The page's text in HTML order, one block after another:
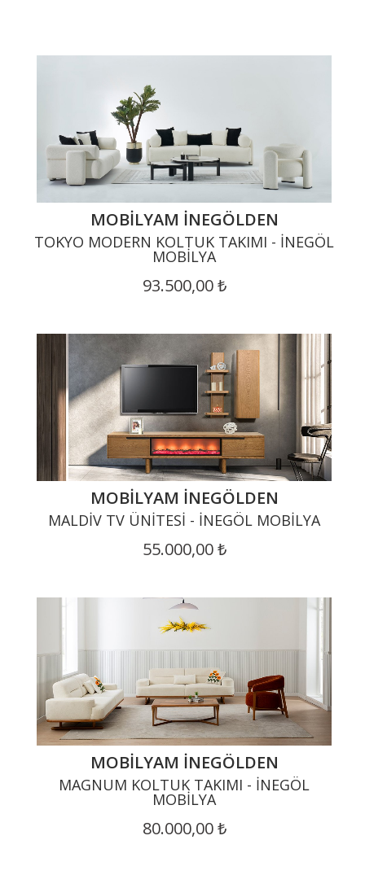
MOBILYAM İNEGÖLDEN
TOKYO MODERN KOLTUK TAKIMI - İNEGÖL
MOBILYA
93.500,00 ₺
MOBILYAM İNEGÖLDEN
MALDIV TV ÜNITESI - İNEGÖL MOBILYA
55.000,00 ₺
MOBILYAM İNEGÖLDEN
MAGNUM KOLTUK TAKIMI - İNEGÖL
MOBILYA
80.000,00 ₺